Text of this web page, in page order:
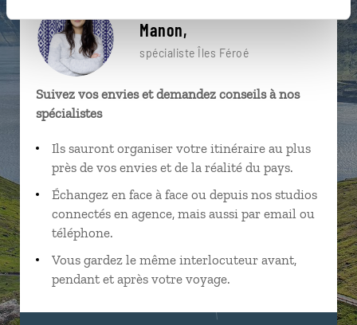
Manon,
spécialiste Îles Féroé
Suivez vos envies et demandez conseils à nos
spécialistes
Ils sauront organiser votre itinéraire au plus
près de vos envies et de la réalité du pays.
Échangez en face à face ou depuis nos studios
connectés en agence, mais aussi par email ou
téléphone.
Vous gardez le même interlocuteur avant,
pendant et après votre voyage.